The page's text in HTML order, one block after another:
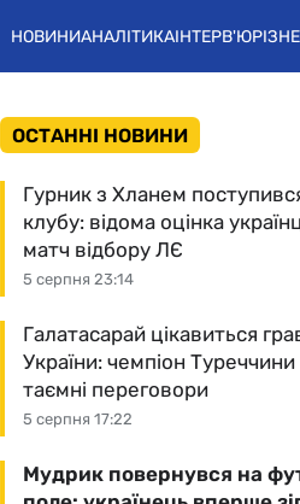
НОВИНИАНАЛІТИКАІНТЕРВ'ЮРІЗНЕ
ОСТАННІ НОВИНИ
5 серпня 23:14
Гурник з Хланем
клубу: відома оцінка
матч відбору ЛЄ
5 серпня 17:22
Галатасарай цікавиться
України: чемпіон
таємні переговори
Мудрик повернувся на